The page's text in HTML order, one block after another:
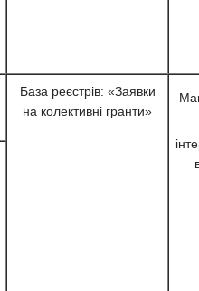
База реєстрів: «Заявки
на колективні гранти»